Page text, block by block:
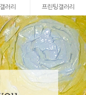
러리 프린팅갤러리